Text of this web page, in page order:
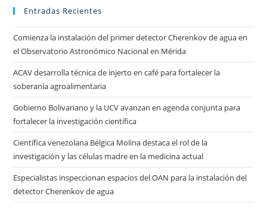
Entradas Recientes
Comienza la instalación del primer detector Cherenkov de agua en
el Observatorio Astronómico Nacional en Mérida
ACAV desarrolla técnica de injerto en café para fortalecer la
soberanía agroalimentaria
Gobierno Bolivariano y la UCV avanzan en agenda conjunta para
fortalecer la investigación científica
Científica venezolana Bélgica Molina destaca el rol de la
investigación y las células madre en la medicina actual
Especialistas inspeccionan espacios del OAN para la instalación del
detector Cherenkov de agua